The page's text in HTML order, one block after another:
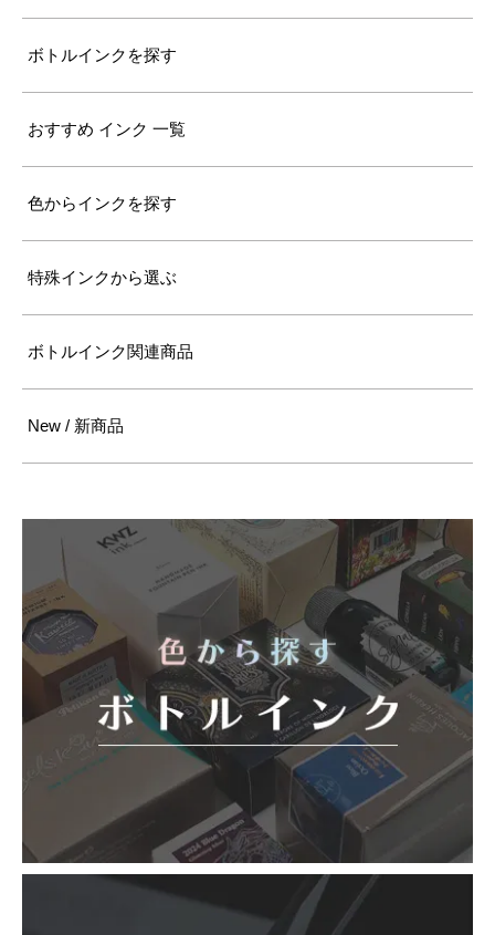
ボトルインクを探す
おすすめ インク 一覧
色からインクを探す
特殊インクから選ぶ
ボトルインク関連商品
New / 新商品